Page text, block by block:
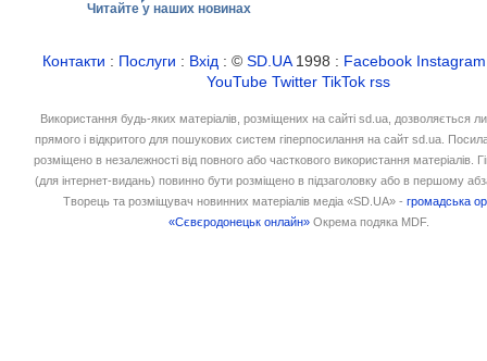
Читайте у наших новинах
Контакти : Послуги : Вхід : ©SD.UA1998 : Facebook Instagram
YouTube Twitter TikTok rss
Використання будь-яких матеріалів, розміщених на сайті sd.ua, дозволяється
прямого і відкритого для пошукових систем гіперпосилання на сайт sd.ua.
розміщено в незалежності від повного або часткового використання матеріалів.
(для інтернет-видань) повинно бути розміщено в підзаголовку або в першому
Творець та розміщувач новинних матеріалів медіа «SD.UA» -громадська
«Сєвєродонецьк онлайн» Окрема подяка MDF.